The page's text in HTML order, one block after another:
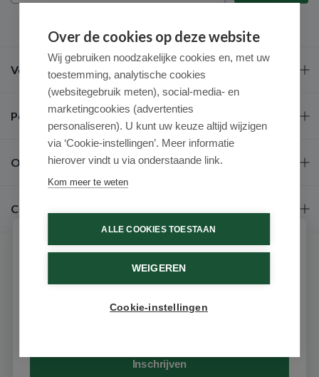
Veel gestelde vragen
Populaire merken
Over ons
Contact
9.6 / 10 (531 beoordelingen)
Over de cookies op deze website
Wij gebruiken noodzakelijke cookies en, met uw
toestemming, analytische cookies
(websitegebruik meten), social-media- en
marketingcookies (advertenties
personaliseren). U kunt uw keuze altijd wijzigen
via ‘Cookie-instellingen’. Meer informatie
hierover vindt u via onderstaande link.
Kom meer te weten
ALLE COOKIES TOESTAAN
WEIGEREN
Cookie-instellingen
Schrijf je in voor onze nieuwsbrief
Ontvang als eerste de beste aanbiedingen en persoonlijk
advies
Inschrijven